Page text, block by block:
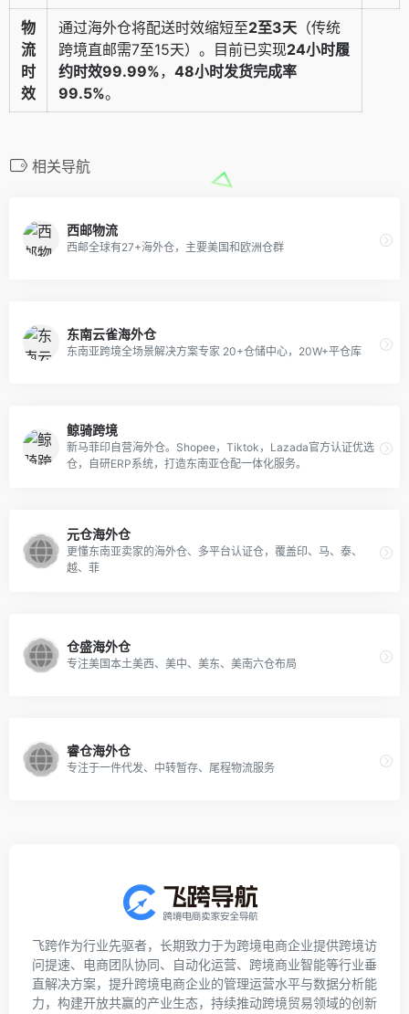
物
流
时
效
通过海外仓将配送时效缩短至2至3天 （传统
跨境直邮需7至15天）。目前已实现24小时履
约时效99.99%， 48小时发货完成率
99.5%。
相关导航
西邮物流
西邮全球有27+海外仓，主要美国和欧洲仓群
东南云雀海外仓
东南亚跨境全场景解决方案专家 20+仓储中心，20W+平仓库
鲸骑跨境
新马菲印自营海外仓。Shopee，Tiktok，Lazada官方认证优选
仓，自研ERP系统，打造东南亚仓配一体化服务。
元仓海外仓
更懂东南亚卖家的海外仓、多平台认证仓，覆盖印、马、泰、
越、菲
仓盛海外仓
专注美国本土美西、美中、美东、美南六仓布局
睿仓海外仓
专注于一件代发、中转暂存、尾程物流服务
飞跨作为行业先驱者，长期致力于为跨境电商企业提供跨境访
问提速、电商团队协同、自动化运营、跨境商业智能等行业垂
直解决方案，提升跨境电商企业的管理运营水平与数据分析能
力，构建开放共赢的产业生态，持续推动跨境贸易领域的创新